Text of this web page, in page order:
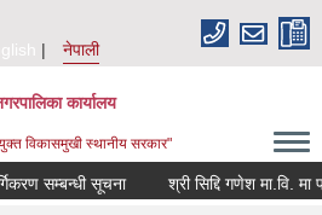
नेपाली
कार्यालय
विकासमुखी स्थानीय सरकार"
सम्बन्धी सूचना श्री सिद्दि गणेश मा.वि. मा